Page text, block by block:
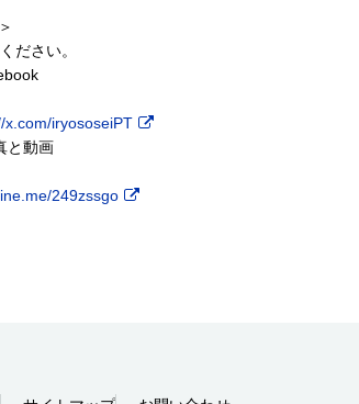
ださい。
x.com/iryososeiPT
と動画
249zssgo